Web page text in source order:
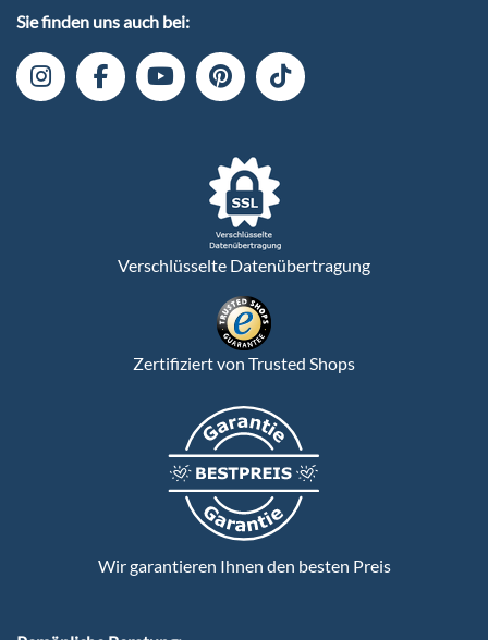
Sie finden uns auch bei:
Verschlüsselte Datenübertragung
Zertifiziert von Trusted Shops
Wir garantieren Ihnen den besten Preis